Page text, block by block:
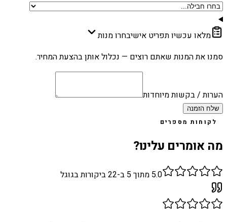
מלאו עכשיו תפריט אישיבחרו מנות
סמנו את המנות שאתם רוצים — נכלול אותן בהצעת המחיר.
הערות / בקשות מיוחדות
שלח הזמנה
לקוחות מספרים
מה אומרים עלינו?
5.0 מתוך 5 ב- 22ביקורות בגוגל